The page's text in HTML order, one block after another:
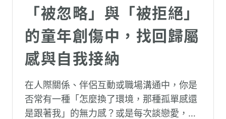
「被忽略」與「被拒絕」
的童年創傷中，找回歸屬
感與自我接納
在人際關係、伴侶互動或職場溝通中，你是
否常有一種「怎麼換了環境，那種孤單感還
是跟著我」的無力感？或是每次談戀愛，總